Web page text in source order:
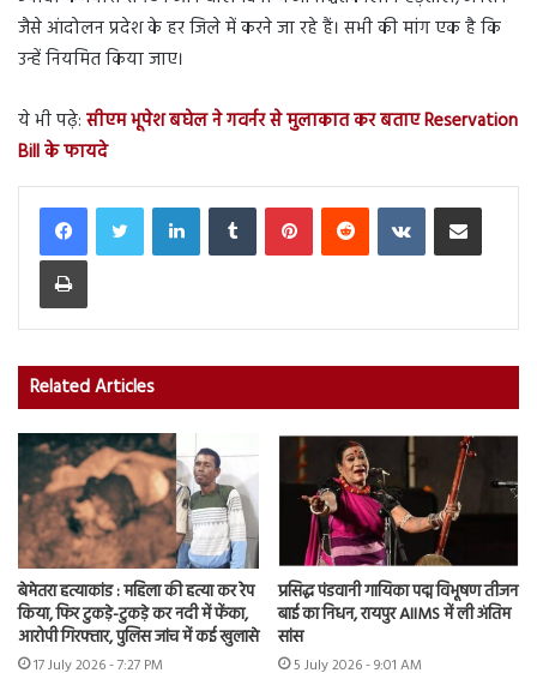
जैसे आंदोलन प्रदेश के हर जिले में करने जा रहे हैं। सभी की मांग एक है कि
उन्हें नियमित किया जाए।
ये भी पढ़े: सीएम भूपेश बघेल ने गवर्नर से मुलाकात कर बताए Reservation
Bill के फायदे
LinkedInTumblr PinterestReddit VKontakteShare via Email
Print
Related Articles
बेमेतरा हत्याकांड : महिला की हत्या कर रेप
किया, फिर टुकड़े-टुकड़े कर नदी में फेंका,
आरोपी गिरफ्तार, पुलिस जांच में कई खुलासे
17 July 2026 - 7:27 PM
प्रसिद्ध पंडवानी गायिका पद्म विभूषण तीजन
बाई का निधन, रायपुर AIIMS में ली अंतिम
सांस
5 July 2026 - 9:01 AM